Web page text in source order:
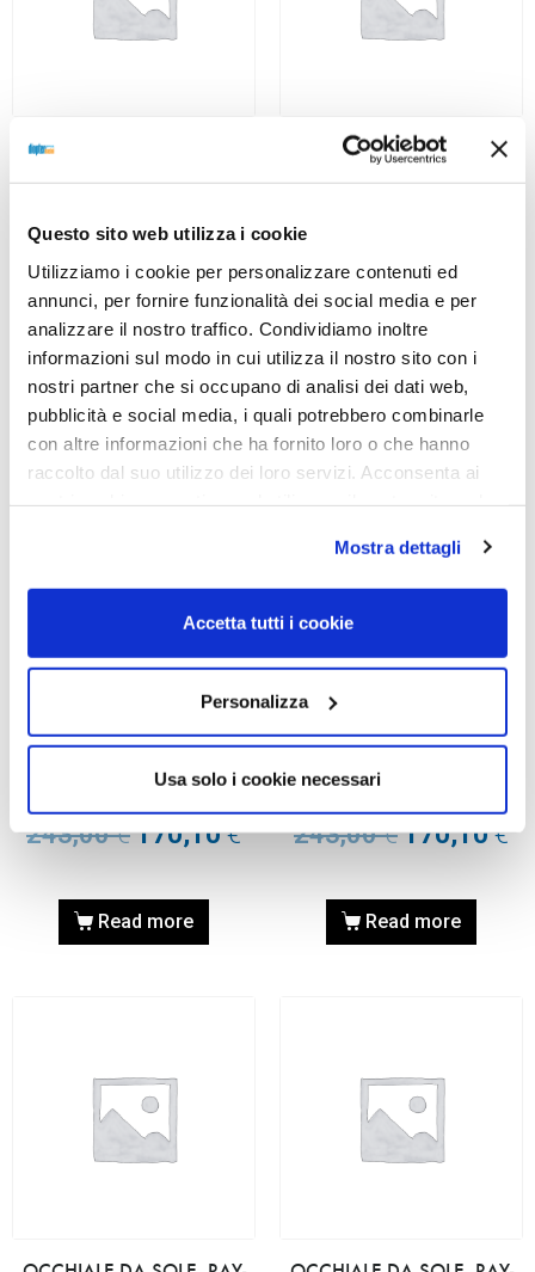
Questo sito web utilizza i cookie
Utilizziamo i cookie per personalizzare contenuti ed
annunci, per fornire funzionalità dei social media e per
analizzare il nostro traffico. Condividiamo inoltre
informazioni sul modo in cui utilizza il nostro sito con i
nostri partner che si occupano di analisi dei dati web,
pubblicità e social media, i quali potrebbero combinarle
con altre informazioni che ha fornito loro o che hanno
raccolto dal suo utilizzo dei loro servizi. Acconsenta ai
Mostra dettagli
Accetta tutti i cookie
Personalizza
Usa solo i cookie necessari
OCCHIALE DA SOLE, RAY-
9196G5 62
253,00€ 177,10 €
Read more
OCCHIALE DA SOLE, RAY-
253,00€ 177,10
Read more
OCCHIALE DA SOLE, RAY-
BAN
Occhiale RAY-BAN 0RB3447
243,00€ 170,10€
Read more
OCCHIALE DA SOLE, RAY-
BAN
Occhiale RAY-BAN 0RB3447
243,00€ 170,10€
Read more